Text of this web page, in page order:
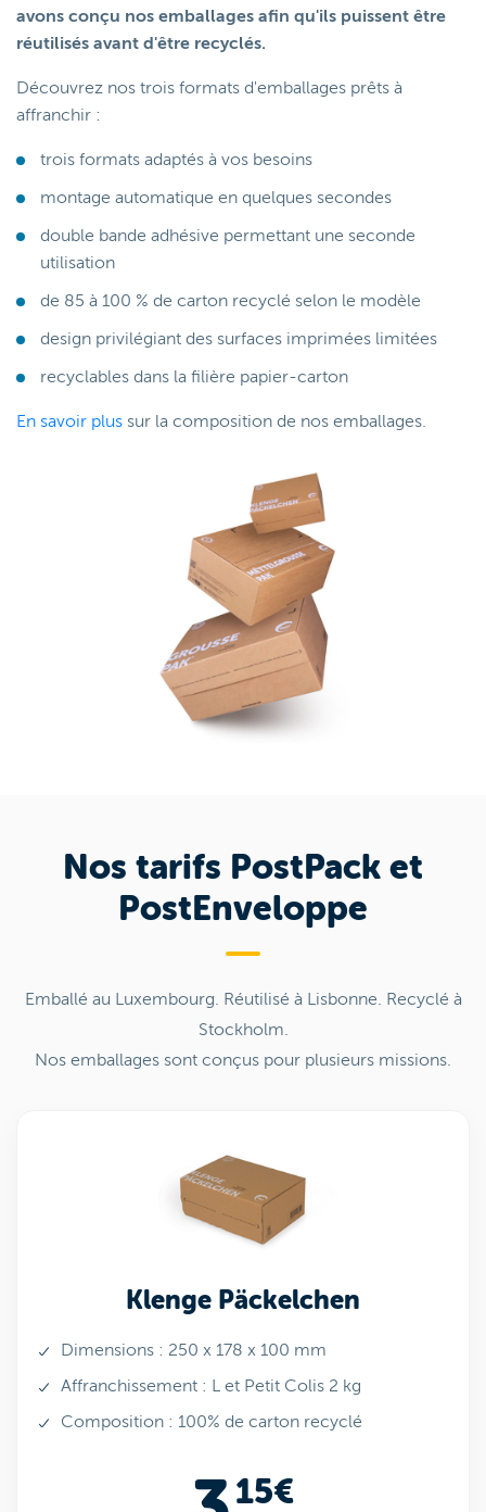
avons conçu nos emballages afin qu'ils puissent être
réutilisés avant d'être recyclés.
Découvrez nos trois formats d'emballages prêts à
affranchir :
trois formats adaptés à vos besoins
montage automatique en quelques secondes
double bande adhésive permettant une seconde
utilisation
de 85 à 100 % de carton recyclé selon le modèle
design privilégiant des surfaces imprimées limitées
recyclables dans la filière papier-carton
En savoir plus sur la composition de nos emballages.
Nos tarifs PostPack et
PostEnveloppe
Emballé au Luxembourg. Réutilisé à Lisbonne. Recyclé à
Stockholm.
Nos emballages sont conçus pour plusieurs missions.
Klenge Päckelchen
Dimensions : 250 x 178 x 100 mm
Affranchissement : L et Petit Colis 2 kg
Composition : 100% de carton recyclé
15€